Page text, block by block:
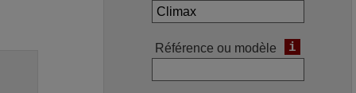
Référence ou modèle i